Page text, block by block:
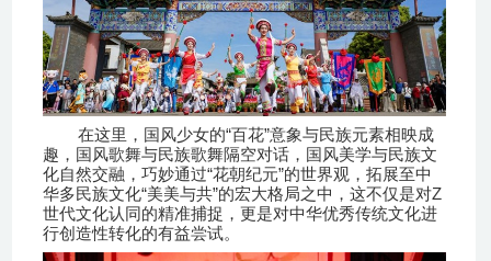
在这里，国风少女的“百花”意象与民族元素相映成
趣，国风歌舞与民族歌舞隔空对话，国风美学与民族文
化自然交融，巧妙通过“花朝纪元”的世界观，拓展至中
华多民族文化“美美与共”的宏大格局之中，这不仅是对Z
世代文化认同的精准捕捉，更是对中华优秀传统文化进
行创造性转化的有益尝试。